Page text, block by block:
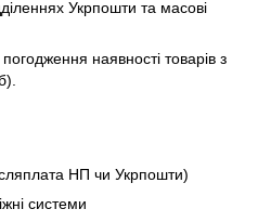
Укрпошти та масові
наявності товарів з
НП чи Укрпошти)
системи